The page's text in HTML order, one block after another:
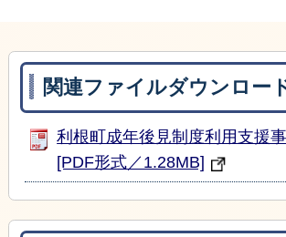
関連ファイルダウンロー
利根町成年後見制度利用支援
[PDF形式／1.28MB]